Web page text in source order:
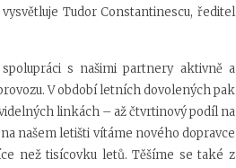
Tudor Constantinescu, ředitel
s našimi partnery aktivně a
V období letních dovolených pak
linkách – až čtvrtinový podíl na
našem letišti vítáme nového dopravce
než tisícovku letů. Těšíme se také z